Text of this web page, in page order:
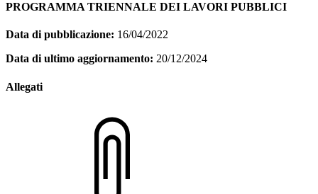
PROGRAMMA TRIENNALE DEI LAVORI PUBBLICI
Data di pubblicazione: 16/04/2022
Data di ultimo aggiornamento: 20/12/2024
Allegati